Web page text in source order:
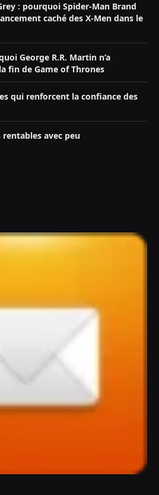
: pourquoi Spider-Man Brand
caché des X-Men dans le
George R.R. Martin n’a
fin de Game of Thrones
qui renforcent la confiance des
rentables avec peu